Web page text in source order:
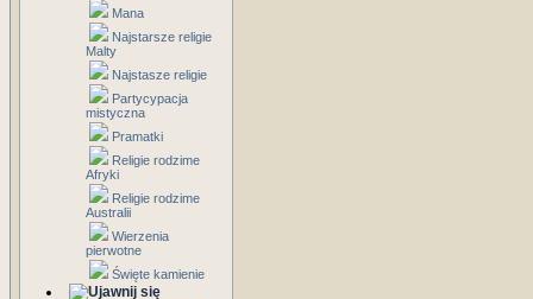
Mana
Najstarsze religie
Malty
Najstasze religie
Partycypacja
mistyczna
Pramatki
Religie rodzime
Afryki
Religie rodzime
Australii
Wierzenia
pierwotne
Święte kamienie